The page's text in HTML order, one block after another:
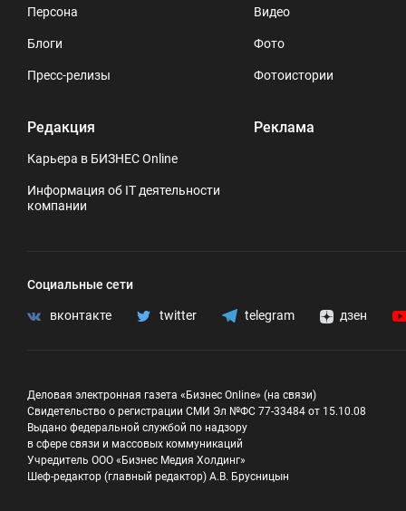
Персона
Блоги
Пресс-релизы
Редакция
Карьера в БИЗНЕС Online
Информация об IT деятельности
компании
Видео
Фото
Фотоистории
Реклама
Социальные сети
вконтакте twitter telegram дзен
Деловая электронная газета «Бизнес Online» (на связи)
Свидетельство о регистрации СМИ Эл №ФС 77-33484 от 15.10.08
Выдано федеральной службой по надзору
в сфере связи и массовых коммуникаций
Учредитель ООО «Бизнес Медия Холдинг»
Шеф-редактор (главный редактор) А.В. Брусницын